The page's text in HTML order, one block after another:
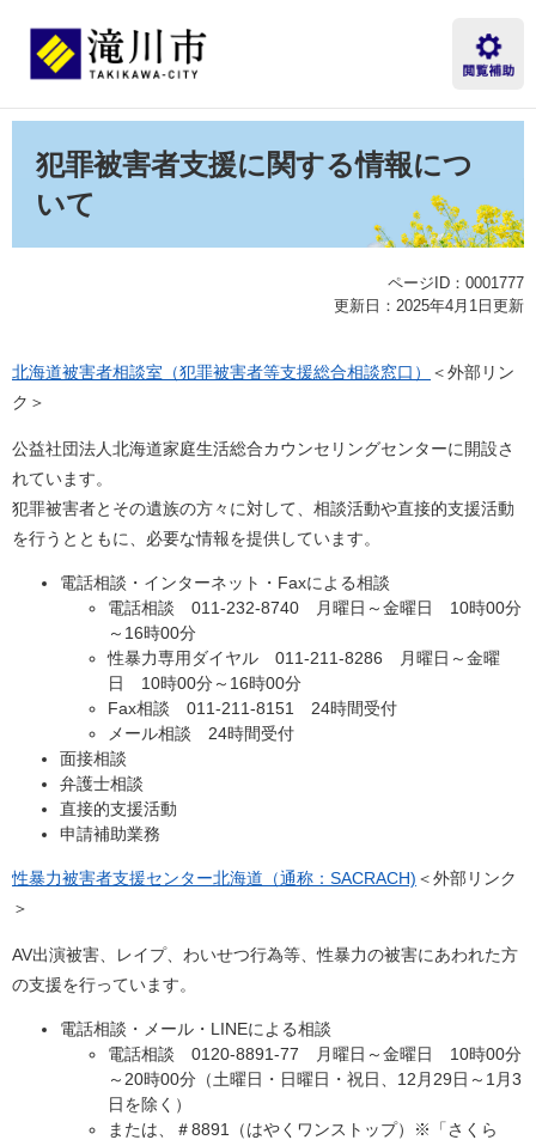
先
を
犯罪被害者支援に関する情報につ
いて
ページID：0001777
更新日：2025年4月1日更新
北海道被害者相談室（犯罪被害者等支援総合相談窓口）
＜外部リン
ク＞
公益社団法人北海道家庭生活総合カウンセリングセンターに開設さ
れています。
犯罪被害者とその遺族の方々に対して、相談活動や直接的支援活動
を行うとともに、必要な情報を提供しています。
電話相談・インターネット・Faxによる相談
電話相談 011-232-8740 月曜日～金曜日 10時00分
～16時00分
性暴力専用ダイヤル 011-211-8286 月曜日～金曜
日 10時00分～16時00分
Fax相談 011-211-8151 24時間受付
メール相談 24時間受付
面接相談
弁護士相談
直接的支援活動
申請補助業務
性暴力被害者支援センター北海道（通称：SACRACH) ＜外部リンク
＞
AV出演被害、レイプ、わいせつ行為等、性暴力の被害にあわれた方
の支援を行っています。
電話相談・メール・LINEによる相談
電話相談 0120-8891-77 月曜日～金曜日 10時00分
～20時00分（土曜日・日曜日・祝日、12月29日～1月3
日を除く）
または、＃8891（はやくワンストップ）※「さくら